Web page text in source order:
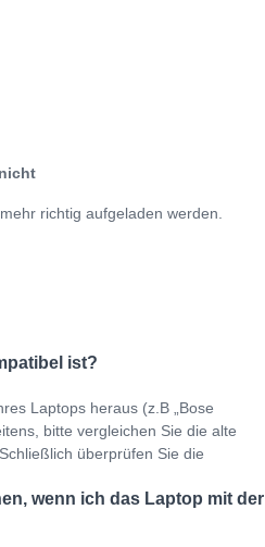
richtig aufgeladen werden.
ist?
Laptops heraus (z.B „Bose
bitte vergleichen Sie die alte
überprüfen Sie die
wenn ich das Laptop mit der